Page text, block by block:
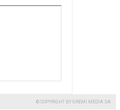
© COPYRIGHT BY GREMI MEDIA SA